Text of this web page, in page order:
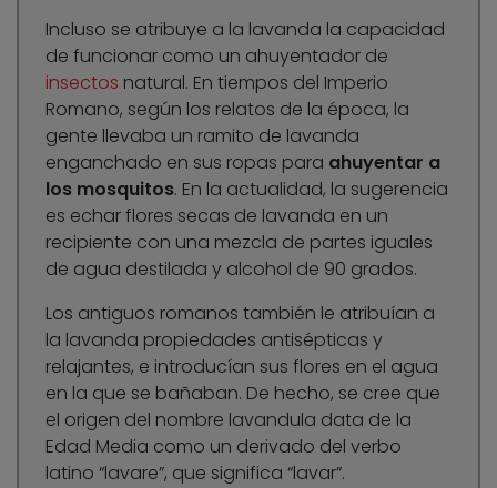
Incluso se atribuye a la lavanda la capacidad
de funcionar como un ahuyentador de
insectos natural. En tiempos del Imperio
Romano, según los relatos de la época, la
gente llevaba un ramito de lavanda
enganchado en sus ropas para ahuyentar a
los mosquitos. En la actualidad, la sugerencia
es echar flores secas de lavanda en un
recipiente con una mezcla de partes iguales
de agua destilada y alcohol de 90 grados.
Los antiguos romanos también le atribuían a
la lavanda propiedades antisépticas y
relajantes, e introducían sus flores en el agua
en la que se bañaban. De hecho, se cree que
el origen del nombre lavandula data de la
Edad Media como un derivado del verbo
latino “lavare”, que significa “lavar”.